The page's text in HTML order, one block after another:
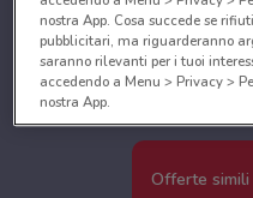
Offerte simili
nostra App. Cosa succede se
pubblicitari, ma riguarderanno
saranno rilevanti per i tuoi
accedendo a Menu > Privacy >
nostra App.
Noi e i nostri partner
Utilizzare dati di
caratteristiche del dispositivo ai